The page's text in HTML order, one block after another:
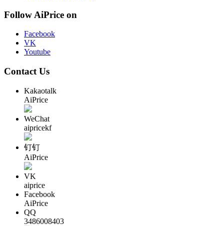
Follow AiPrice on
Facebook
VK
Youtube
Contact Us
Kakaotalk
AiPrice
WeChat
aipricekf
钉钉
AiPrice
VK
aiprice
Facebook
AiPrice
QQ
3486008403